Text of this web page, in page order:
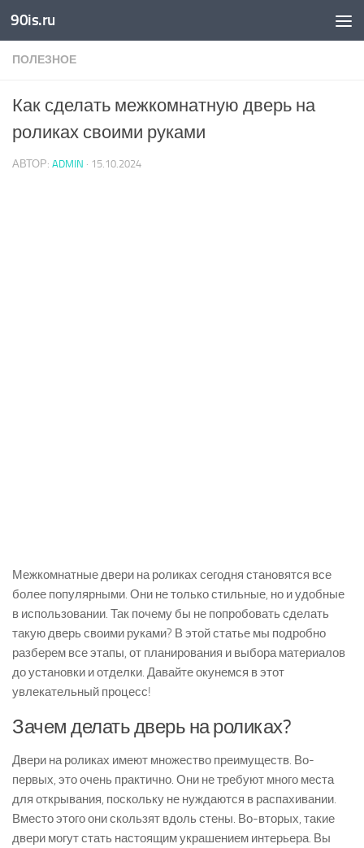
Skip to content
90is.ru
ПОЛЕЗНОЕ
Как сделать межкомнатную дверь на
роликах своими руками
АВТОР: ADMIN · 15.10.2024
Межкомнатные двери на роликах сегодня становятся все
более популярными. Они не только стильные, но и удобные
в использовании. Так почему бы не попробовать сделать
такую дверь своими руками? В этой статье мы подробно
разберем все этапы, от планирования и выбора материалов
до установки и отделки. Давайте окунемся в этот
увлекательный процесс!
Зачем делать дверь на роликах?
Двери на роликах имеют множество преимуществ. Во-
первых, это очень практично. Они не требуют много места
для открывания, поскольку не нуждаются в распахивании.
Вместо этого они скользят вдоль стены. Во-вторых, такие
двери могут стать настоящим украшением интерьера. Вы